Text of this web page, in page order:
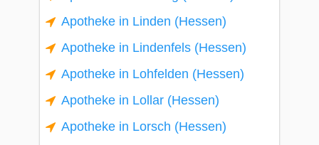
Apotheke in Linden (Hessen)
Apotheke in Lindenfels (Hessen)
Apotheke in Lohfelden (Hessen)
Apotheke in Lollar (Hessen)
Apotheke in Lorsch (Hessen)